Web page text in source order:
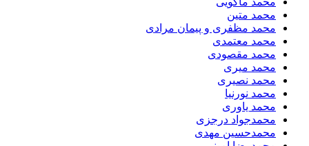
محمد متین
محمد مظفری و پیمان مرادی
محمد معتمدی
محمد مقصودی
محمد میری
محمد نصیری
محمد نورنیا
محمد یاوری
محمدجواد درجزی
محمدحسین مهدی